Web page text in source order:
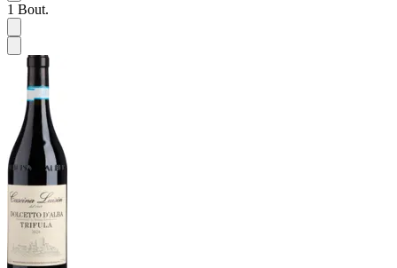
1 Bout.